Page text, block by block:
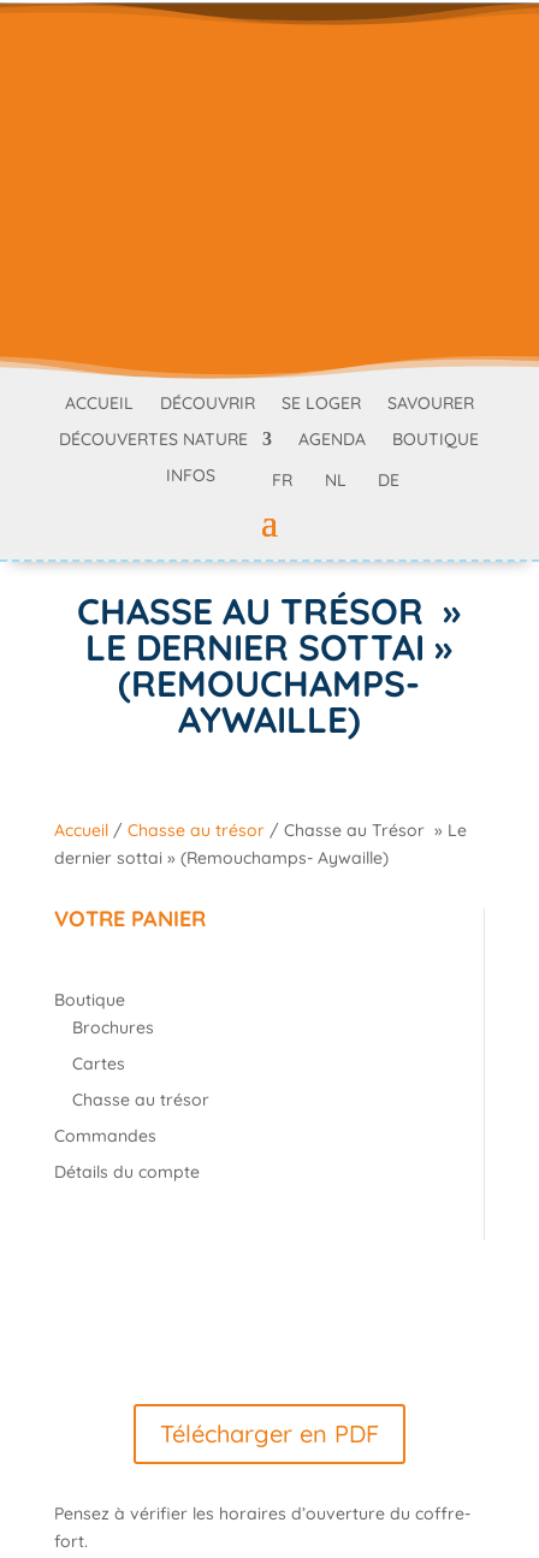
ACCUEIL DÉCOUVRIR SE LOGER
SAVOURER
DÉCOUVERTES NATURE
AGENDA
BOUTIQUE
INFOS
FR NL DE
CHASSE AU TRÉSOR »
LE DERNIER SOTTAI »
(REMOUCHAMPS-
AYWAILLE)
Accueil/ Chasse au trésor/ Chasse au Trésor » Le
dernier sottai » (Remouchamps- Aywaille)
VOTRE PANIER
Boutique
Brochures
Cartes
Chasse au trésor
Commandes
Détails du compte
Télécharger en PDF
Pensez à vérifier les horaires d’ouverture du coffre-
fort.